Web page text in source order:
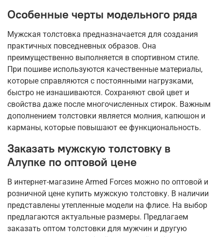
Особенные черты модельного ряда
Мужская толстовка предназначается для создания
практичных повседневных образов. Она
преимущественно выполняется в спортивном стиле.
При пошиве используются качественные материалы,
которые справляются с постоянными нагрузками,
быстро не изнашиваются. Сохраняют свой цвет и
свойства даже после многочисленных стирок. Важным
дополнением толстовки является молния, капюшон и
карманы, которые повышают ее функциональность.
Заказать мужскую толстовку в
Алупке по оптовой цене
В интернет-магазине Armed Forces можно по оптовой и
розничной цене купить мужскую толстовку. В наличии
представлены утепленные модели на флисе. На выбор
предлагаются актуальные размеры. Предлагаем
заказать оптом толстовки для мужчин и другую